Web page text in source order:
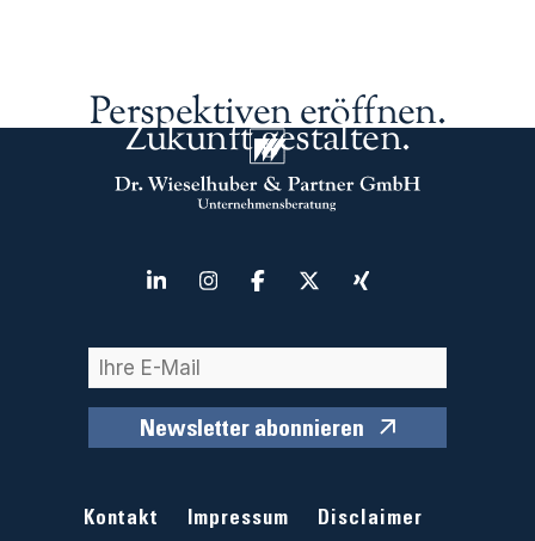
Newsletter abonnieren
Kontakt Impressum Disclaimer
Perspektiven eröffnen.
Zukunft gestalten.